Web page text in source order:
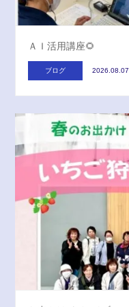
ＡＩ活用講座🌻
ブログ 2026.08.07